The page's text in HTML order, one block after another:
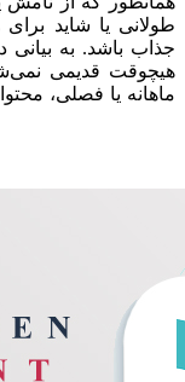
طولانی یا شاید
جذاب باشد. به
هیچوقت قدیمی
ماهانه یا فصلی،